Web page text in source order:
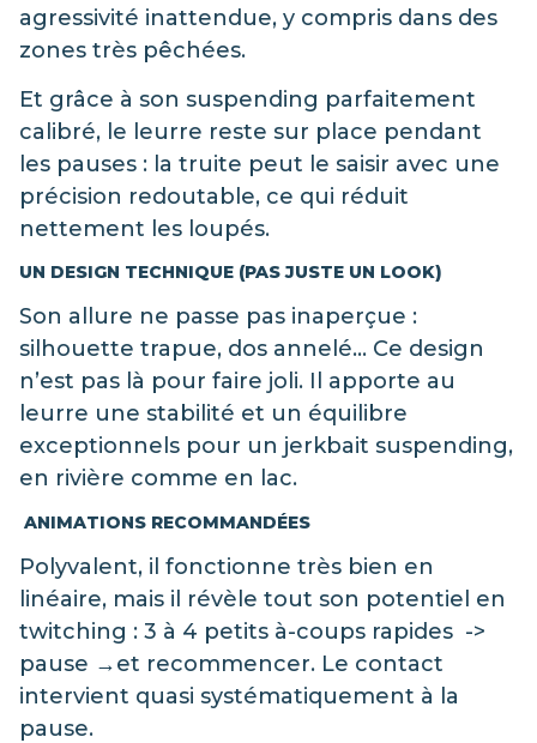
agressivité inattendue, y compris dans des
zones très pêchées.
Et grâce à son suspending parfaitement
calibré, le leurre reste sur place pendant
les pauses : la truite peut le saisir avec une
précision redoutable, ce qui réduit
nettement les loupés.
UN DESIGN TECHNIQUE (PAS JUSTE UN LOOK)
Son allure ne passe pas inaperçue :
silhouette trapue, dos annelé… Ce design
n’est pas là pour faire joli. Il apporte au
leurre une stabilité et un équilibre
exceptionnels pour un jerkbait suspending,
en rivière comme en lac.
ANIMATIONS RECOMMANDÉES
Polyvalent, il fonctionne très bien en
linéaire, mais il révèle tout son potentiel en
twitching : 3 à 4 petits à-coups rapides ->
pause →et recommencer. Le contact
intervient quasi systématiquement à la
pause.